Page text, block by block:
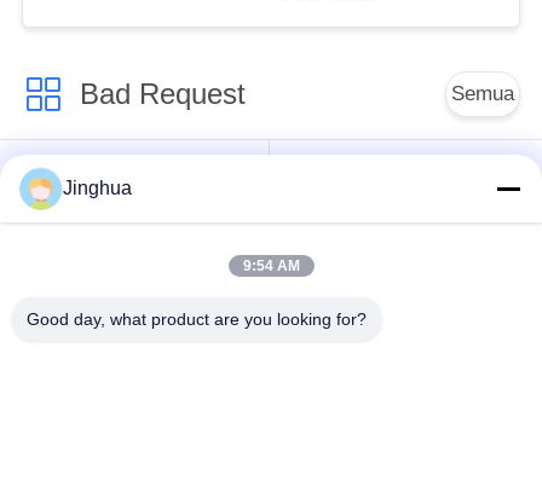
Bad Request Semua
Peralatan Pengolah
Tepung Singkong
Jinghua
9:54 AM
Good day, what product are you looking for?